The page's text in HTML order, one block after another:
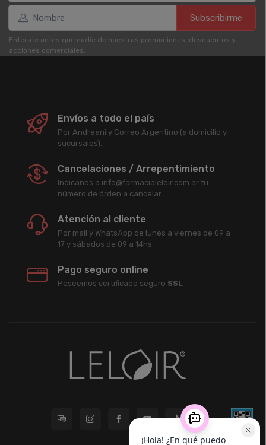
Subscribirme
Enterate antes que nadie de nuestras promociones, descuentos y
acciones comerciales.
Envíos a todo el país
Por Andreani y Correo Argentino (a domicilio y
sucursales).
Cancelaciones / Arrepentimiento
Indicanos a info@farmacialeloir.com.ar tu
número de órden a cancelar.
Atención al cliente
Por mail y WhatsApp de lunes a viernes de 09 a
17 y sábados de 09 a 14hs.
Pago seguro online
Poseemos certificado seguro SSL